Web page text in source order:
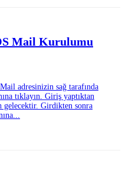
Mail Kurulumu
adresinizin sağ tarafında
tıklayın. Giriş yaptıktan
gelecektir. Girdikten sonra